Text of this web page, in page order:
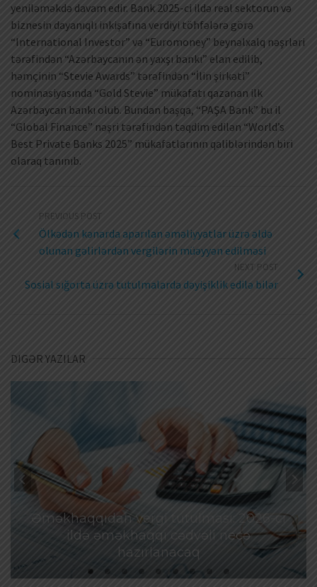
yeniləməkdə davam edir. Bank 2025-ci ildə real sektorun və
biznesin dayanıqlı inkişafına verdiyi töhfələrə görə
“International Investor” və “Euromoney” beynəlxalq nəşrləri
tərəfindən “Azərbaycanın ən yaxşı bankı” elan edilib,
həmçinin “Stevie Awards” tərəfindən “İlin şirkəti”
nominasiyasında “Gold Stevie” mükafatı qazanan ilk
Azərbaycan bankı olub. Bundan başqa, “PAŞA Bank” bu il
“Global Finance” nəşri tərəfindən təqdim edilən “World’s
Best Private Banks 2025” mükafatlarının qaliblərindən biri
olaraq tanınıb.
PREVIOUS POST
Ölkədən kənarda aparılan əməliyyatlar üzrə əldə
olunan gəlirlərdən vergilərin müəyyən edilməsi
NEXT POST
Sosial sığorta üzrə tutulmalarda dəyişiklik edilə bilər
DIGƏR YAZILAR
Əməkhaqqıdan vergi tutulması: 2026-cı
ildə əməkhaqqı cədvəli necə
hazırlanacaq